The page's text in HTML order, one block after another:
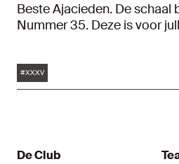
Beste Ajacieden. De schaal
Nummer 35. Deze is voor
Tags
#XXXV
De Club